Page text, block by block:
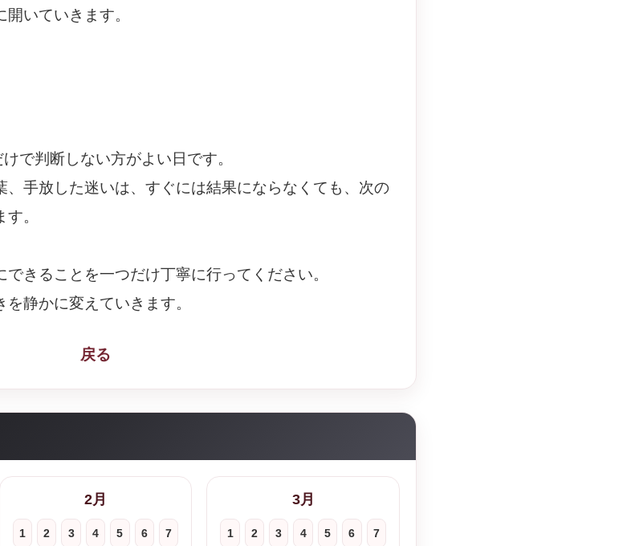
いていきます。
で判断しない方がよい日です。
、手放した迷いは、すぐには結果にならなくても、次の
。
きることを一つだけ丁寧に行ってください。
静かに変えていきます。
戻る
2月
1 2 3 4 5 6 7
3月
1 2 3 4 5 6 7